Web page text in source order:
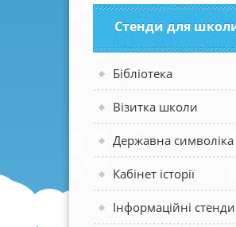
Стенди для
Бібліотека
Візитка школи
Державна символіка
Кабінет історії
Інформаційні стенди